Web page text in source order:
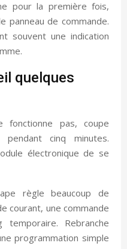
pour la première fois,
panneau de commande.
souvent une indication
quelques
pas, coupe
pendant cinq minutes.
électronique de se
règle beaucoup de
courant, une commande
Rebranche
programmation simple